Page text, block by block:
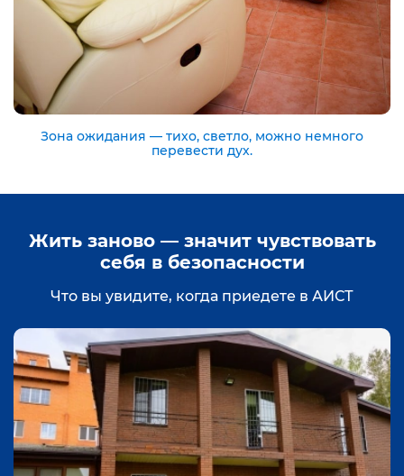
Зона ожидания — тихо, светло, можно немного
перевести дух.
Жить заново — значит чувствовать
себя в безопасности
Что вы увидите, когда приедете в АИСТ